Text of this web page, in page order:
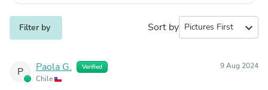
Filter by Sort by expand_more
P Paola G. Verified
Chile
9 Aug 2024